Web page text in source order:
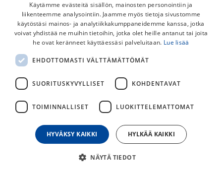
Pyörähuolto
Huoltopalvelumme
Hinnasto​
Hyödyllisiä linkkejä
Toimitusehdot
Käytämme evästeitä sisällön, mainosten personointiin ja
liikenteemme analysointiin. Jaamme myös tietoja sivustomme
käytöstäsi mainos- ja analytiikkakumppaneidemme kanssa, jotka
voivat yhdistää ne muihin tietoihin, jotka olet heille antanut tai joita
he ovat keränneet käyttäessäsi palveluitaan. Lue lisää
EHDOTTOMASTI VÄLTTÄMÄTTÖMÄT
SUORITUSKYVYLLISET KOHDENTAVAT
TOIMINNALLISET LUOKITTELEMATTOMAT
HYVÄKSY KAIKKI HYLKÄÄ KAIKKI
NÄYTÄ TIEDOT